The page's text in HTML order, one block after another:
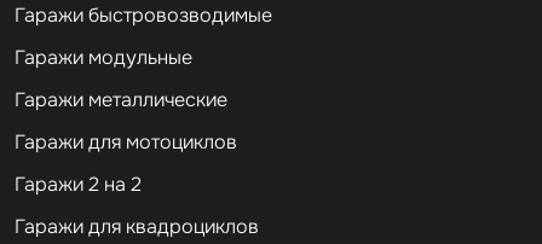
Гаражи быстровозводимые
Гаражи модульные
Гаражи металлические
Гаражи для мотоциклов
Гаражи 2 на 2
Гаражи для квадроциклов